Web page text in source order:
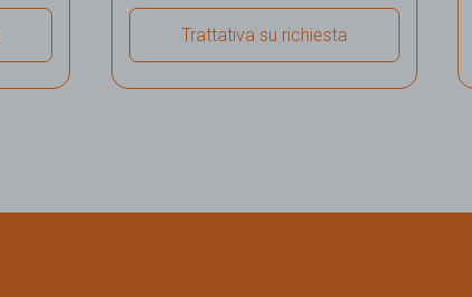
Trattativa su richiesta